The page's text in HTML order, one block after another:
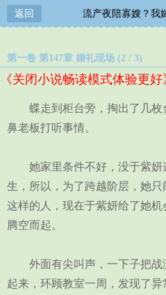
返回 流产夜陪寡嫂？我
第一卷 第147章 婚礼现场 (2 / 3)
《关闭小说畅读模式体验更好
蝶走到柜台旁，掏出了几枚
鼻老板打听事情。
她家里条件不好，没于紫妍
生，所以，为了跨越阶层，她
这样的人，现在于紫妍给了她
腾空而起。
外面有尖叫声，一下子把战
起来，环顾教室一周，发现了异